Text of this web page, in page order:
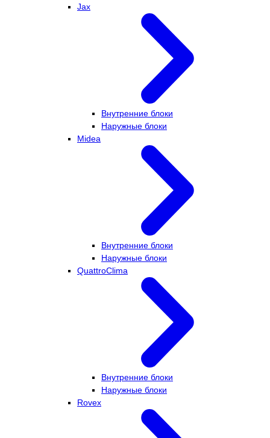
Jax
Внутренние блоки
Наружные блоки
Midea
Внутренние блоки
Наружные блоки
QuattroClima
Внутренние блоки
Наружные блоки
Rovex